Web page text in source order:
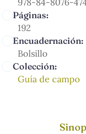
978-84-8076-
Páginas:
192
Encuadernación:
Bolsillo
Colección:
Guía de campo